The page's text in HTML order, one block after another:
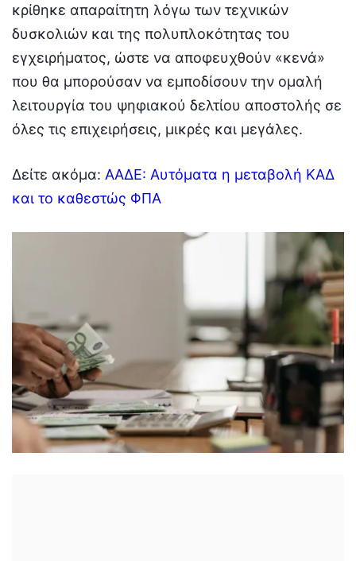
κρίθηκε απαραίτητη λόγω των τεχνικών
δυσκολιών και της πολυπλοκότητας του
εγχειρήματος, ώστε να αποφευχθούν «κενά»
που θα μπορούσαν να εμποδίσουν την ομαλή
λειτουργία του ψηφιακού δελτίου αποστολής σε
όλες τις επιχειρήσεις, μικρές και μεγάλες.
Δείτε ακόμα: ΑΑΔΕ: Αυτόματα η μεταβολή ΚΑΔ
και το καθεστώς ΦΠΑ